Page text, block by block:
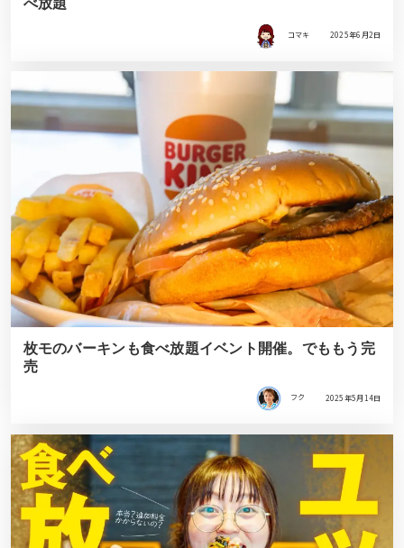
べ放題
コマキ 2025年6月2日
枚モのバーキンも食べ放題イベント開催。でももう完
売
フク 2025年5月14日